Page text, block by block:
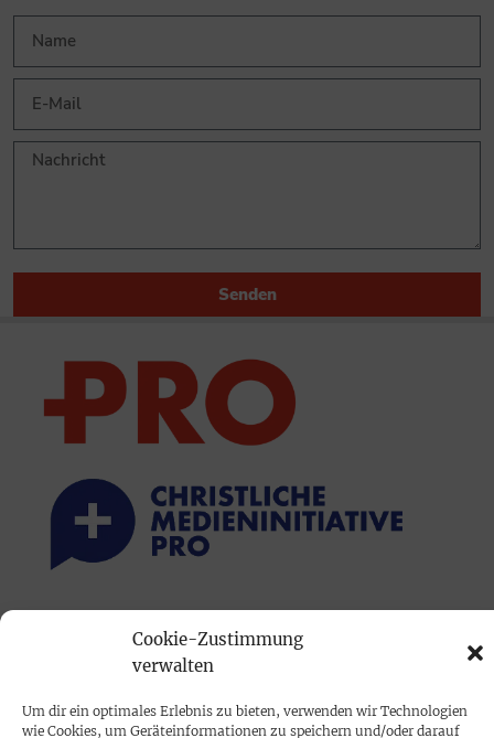
Cookie-Zustimmung
verwalten
Um dir ein optimales Erlebnis zu bieten, verwenden wir Technologien
wie Cookies, um Geräteinformationen zu speichern und/oder darauf
Senden
PRINTAUSGABE
Mediadaten
PROKOMPAKT